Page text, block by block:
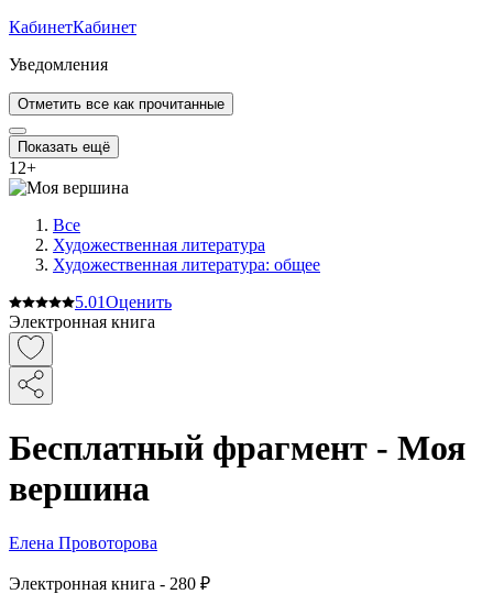
КабинетКабинет
Уведомления
Отметить все как прочитанные
Показать ещё
12+
Все
Художественная литература
Художественная литература: общее
5.01Оценить
Электронная книга
Бесплатный фрагмент - Моя
вершина
Елена Провоторова
Электронная книга - 280 ₽